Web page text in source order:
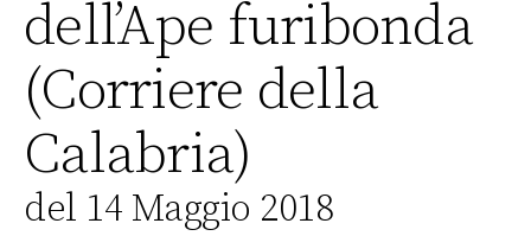
dell’Ape furibonda
(Corriere della
Calabria)
del 14 Maggio 2018